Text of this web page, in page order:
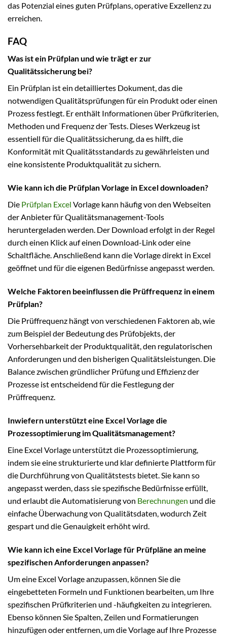
das Potenzial eines guten Prüfplans, operative Exzellenz zu
erreichen.
FAQ
Was ist ein Prüfplan und wie trägt er zur
Qualitätssicherung bei?
Ein Prüfplan ist ein detailliertes Dokument, das die
notwendigen Qualitätsprüfungen für ein Produkt oder einen
Prozess festlegt. Er enthält Informationen über Prüfkriterien,
Methoden und Frequenz der Tests. Dieses Werkzeug ist
essentiell für die Qualitätssicherung, da es hilft, die
Konformität mit Qualitätsstandards zu gewährleisten und
eine konsistente Produktqualität zu sichern.
Wie kann ich die Prüfplan Vorlage in Excel downloaden?
Die Prüfplan Excel Vorlage kann häufig von den Webseiten
der Anbieter für Qualitätsmanagement-Tools
heruntergeladen werden. Der Download erfolgt in der Regel
durch einen Klick auf einen Download-Link oder eine
Schaltfläche. Anschließend kann die Vorlage direkt in Excel
geöffnet und für die eigenen Bedürfnisse angepasst werden.
Welche Faktoren beeinflussen die Prüffrequenz in einem
Prüfplan?
Die Prüffrequenz hängt von verschiedenen Faktoren ab, wie
zum Beispiel der Bedeutung des Prüfobjekts, der
Vorhersehbarkeit der Produktqualität, den regulatorischen
Anforderungen und den bisherigen Qualitätsleistungen. Die
Balance zwischen gründlicher Prüfung und Effizienz der
Prozesse ist entscheidend für die Festlegung der
Prüffrequenz.
Inwiefern unterstützt eine Excel Vorlage die
Prozessoptimierung im Qualitätsmanagement?
Eine Excel Vorlage unterstützt die Prozessoptimierung,
indem sie eine strukturierte und klar definierte Plattform für
die Durchführung von Qualitätstests bietet. Sie kann so
angepasst werden, dass sie spezifische Bedürfnisse erfüllt,
und erlaubt die Automatisierung von Berechnungen und die
einfache Überwachung von Qualitätsdaten, wodurch Zeit
gespart und die Genauigkeit erhöht wird.
Wie kann ich eine Excel Vorlage für Prüfpläne an meine
spezifischen Anforderungen anpassen?
Um eine Excel Vorlage anzupassen, können Sie die
eingebetteten Formeln und Funktionen bearbeiten, um Ihre
spezifischen Prüfkriterien und -häufigkeiten zu integrieren.
Ebenso können Sie Spalten, Zeilen und Formatierungen
hinzufügen oder entfernen, um die Vorlage auf Ihre Prozesse